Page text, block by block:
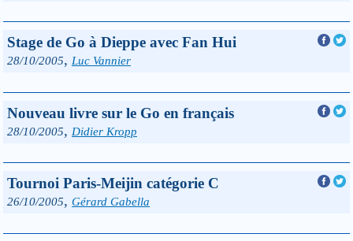
Stage de Go à Dieppe avec Fan Hui
28/10/2005, Luc Vannier
Nouveau livre sur le Go en français
28/10/2005, Didier Kropp
Tournoi Paris-Meijin catégorie C
26/10/2005, Gérard Gabella